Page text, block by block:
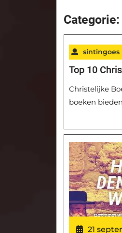
Categorie:
sintingoes
Top 10
Christelijke
boeken
21